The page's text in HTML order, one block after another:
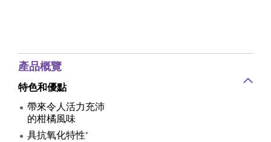
產品概覽
特色和優點
帶來令人活力充沛
的柑橘風味
具抗氧化特性*